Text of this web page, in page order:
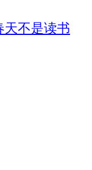
天不是读书